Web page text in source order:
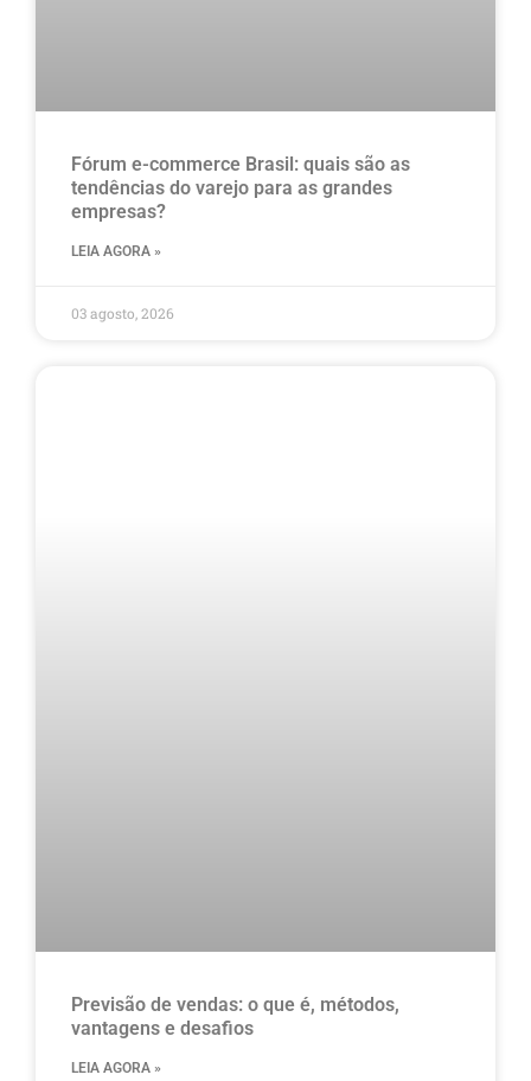
Fórum e-commerce Brasil: quais são as
tendências do varejo para as grandes
empresas?
LEIA AGORA »
03 agosto, 2026
Previsão de vendas: o que é, métodos,
vantagens e desafios
LEIA AGORA »